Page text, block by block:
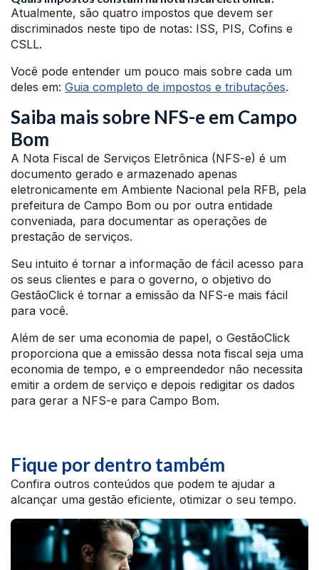
Atualmente, são quatro impostos que devem ser
discriminados neste tipo de notas: ISS, PIS, Cofins e
CSLL.
Você pode entender um pouco mais sobre cada um
deles em: Guia completo de impostos e tributações.
Saiba mais sobre NFS-e em Campo
Bom
A Nota Fiscal de Serviços Eletrônica (NFS-e) é um
documento gerado e armazenado apenas
eletronicamente em Ambiente Nacional pela RFB, pela
prefeitura de Campo Bom ou por outra entidade
conveniada, para documentar as operações de
prestação de serviços.
Seu intuito é tornar a informação de fácil acesso para
os seus clientes e para o governo, o objetivo do
GestãoClick é tornar a emissão da NFS-e mais fácil
para você.
Além de ser uma economia de papel, o GestãoClick
proporciona que a emissão dessa nota fiscal seja uma
economia de tempo, e o empreendedor não necessita
emitir a ordem de serviço e depois redigitar os dados
para gerar a NFS-e para Campo Bom.
Fique por dentro também
Confira outros conteúdos que podem te ajudar a
alcançar uma gestão eficiente, otimizar o seu tempo.